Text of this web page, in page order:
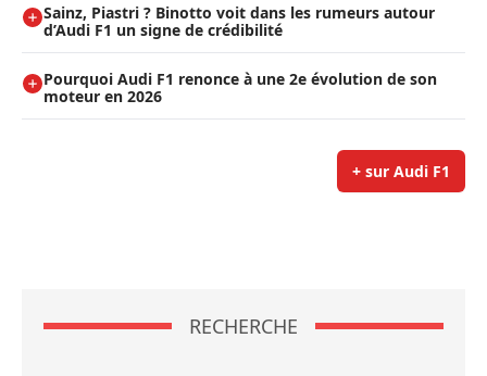
Sainz, Piastri ? Binotto voit dans les rumeurs autour
d’Audi F1 un signe de crédibilité
Pourquoi Audi F1 renonce à une 2e évolution de son
moteur en 2026
+ sur Audi F1
RECHERCHE